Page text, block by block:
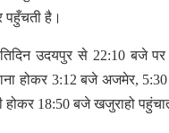
पहुँचती है।
उदयपुर से 22:10 बजे पर
होकर 3:12 बजे अजमेर,
18:50 बजे खजुराहो